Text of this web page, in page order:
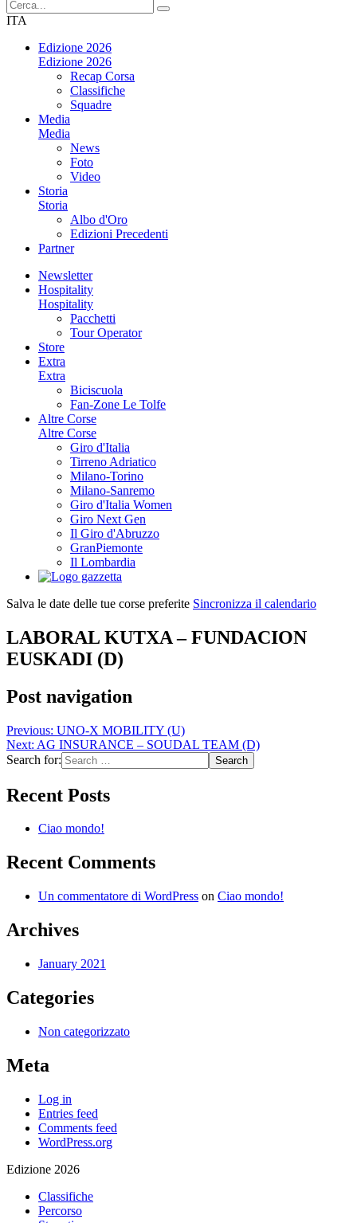
ITA
Edizione 2026
Edizione 2026
Recap Corsa
Classifiche
Squadre
Media
Media
News
Foto
Video
Storia
Storia
Albo d'Oro
Edizioni Precedenti
Partner
Newsletter
Hospitality
Hospitality
Pacchetti
Tour Operator
Store
Extra
Extra
Biciscuola
Fan-Zone Le Tolfe
Altre Corse
Altre Corse
Giro d'Italia
Tirreno Adriatico
Milano-Torino
Milano-Sanremo
Giro d'Italia Women
Giro Next Gen
Il Giro d'Abruzzo
GranPiemonte
Il Lombardia
Salva le date delle tue corse preferite Sincronizza il calendario
LABORAL KUTXA – FUNDACION
EUSKADI (D)
Post navigation
Previous: UNO-X MOBILITY (U)
Next: AG INSURANCE – SOUDAL TEAM (D)
Search for:
Recent Posts
Ciao mondo!
Recent Comments
Un commentatore di WordPress on Ciao mondo!
Archives
January 2021
Categories
Non categorizzato
Meta
Log in
Entries feed
Comments feed
WordPress.org
Edizione 2026
Classifiche
Percorso